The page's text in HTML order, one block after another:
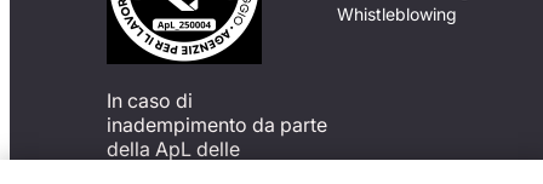
In caso di
inadempimento da parte
della ApL delle
Whistleblowing